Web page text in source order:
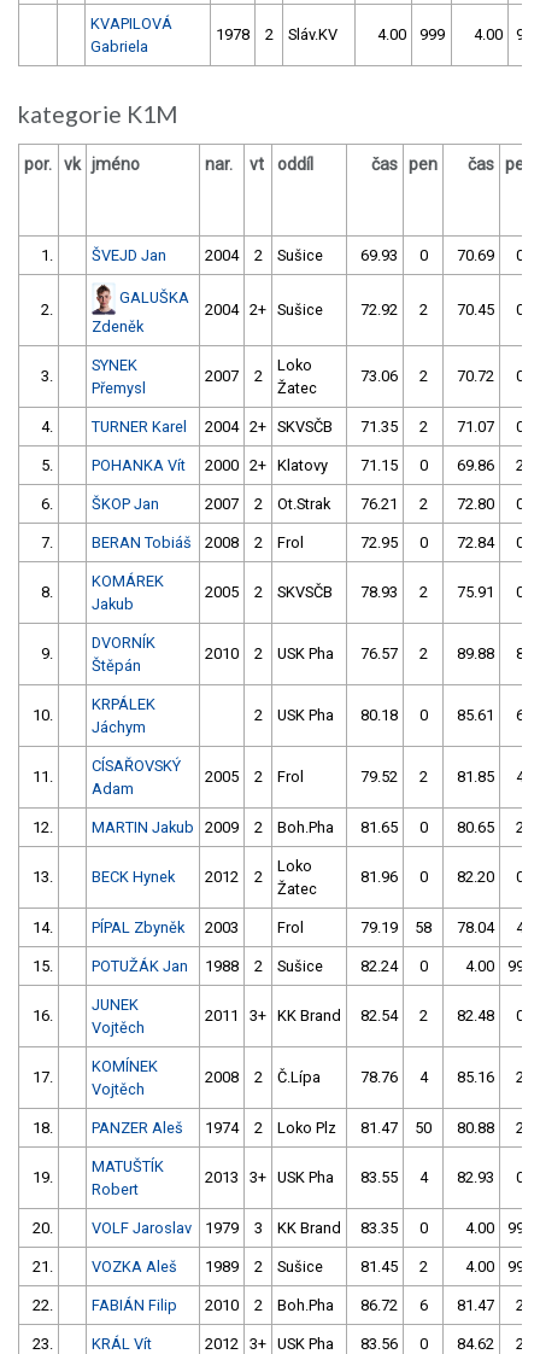
KVAPILOVÁ
Gabriela
1978 2 Sláv.KV 4.00 999 4.00 999
kategorie K1M
por. vk jméno nar. vt oddíl čas pen čas pen
1. ŠVEJD Jan 2004 2 Sušice 69.93 0 70.69 0
2.
GALUŠKA
Zdeněk
2004 2+ Sušice 72.92 2 70.45 0
3.
SYNEK
Přemysl
2007 2
Loko
Žatec
73.06 2 70.72 0
4. TURNER Karel 2004 2+ SKVSČB 71.35 2 71.07 0
5. POHANKA Vít 2000 2+ Klatovy 71.15 0 69.86 2
6. ŠKOP Jan 2007 2 Ot.Strak 76.21 2 72.80 0
7. BERAN Tobiáš 2008 2 Frol 72.95 0 72.84 0
8.
KOMÁREK
Jakub
2005 2 SKVSČB 78.93 2 75.91 0
9.
DVORNÍK
Štěpán
2010 2 USK Pha 76.57 2 89.88 8
10.
KRPÁLEK
Jáchym
2 USK Pha 80.18 0 85.61 6
11.
CÍSAŘOVSKÝ
Adam
2005 2 Frol 79.52 2 81.85 4
12. MARTIN Jakub 2009 2 Boh.Pha 81.65 0 80.65 2
13. BECK Hynek 2012 2
Loko
Žatec
81.96 0 82.20 0
14. PÍPAL Zbyněk 2003 Frol 79.19 58 78.04 4
15. POTUŽÁK Jan 1988 2 Sušice 82.24 0 4.00 999
16.
JUNEK
Vojtěch
2011 3+ KK Brand 82.54 2 82.48 0
17.
KOMÍNEK
Vojtěch
2008 2 Č.Lípa 78.76 4 85.16 2
18. PANZER Aleš 1974 2 Loko Plz 81.47 50 80.88 2
19.
MATUŠTÍK
Robert
2013 3+ USK Pha 83.55 4 82.93 0
20. VOLF Jaroslav 1979 3 KK Brand 83.35 0 4.00 999
21. VOZKA Aleš 1989 2 Sušice 81.45 2 4.00 999
22. FABIÁN Filip 2010 2 Boh.Pha 86.72 6 81.47 2
23. KRÁL Vít 2012 3+ USK Pha 83.56 0 84.62 2